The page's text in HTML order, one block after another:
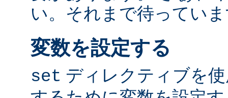
い。それまで待ってい
変数を設定する
set ディレクティブを